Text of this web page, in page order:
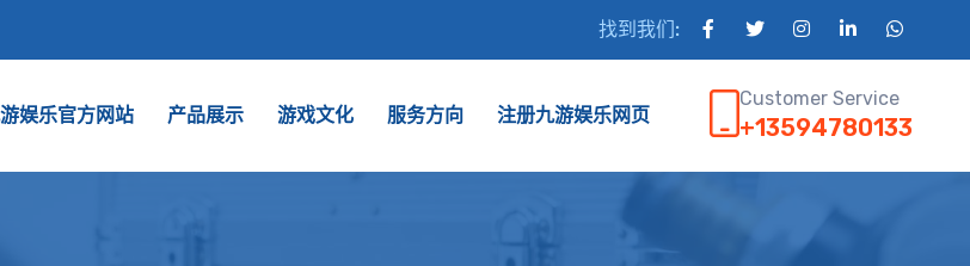
找到我们:
娱乐官方网站 产品展示 游戏文化 服务方向 注册九游娱乐网页
Customer Service
+13594780133